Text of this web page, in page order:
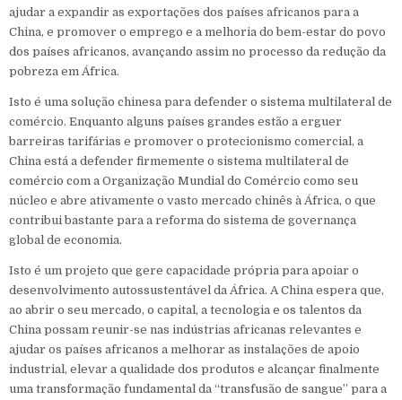
ajudar a expandir as exportações dos países africanos para a
China, e promover o emprego e a melhoria do bem-estar do povo
dos países africanos, avançando assim no processo da redução da
pobreza em África.
Isto é uma solução chinesa para defender o sistema multilateral de
comércio. Enquanto alguns países grandes estão a erguer
barreiras tarifárias e promover o protecionismo comercial, a
China está a defender firmemente o sistema multilateral de
comércio com a Organização Mundial do Comércio como seu
núcleo e abre ativamente o vasto mercado chinês à África, o que
contribui bastante para a reforma do sistema de governança
global de economia.
Isto é um projeto que gere capacidade própria para apoiar o
desenvolvimento autossustentável da África. A China espera que,
ao abrir o seu mercado, o capital, a tecnologia e os talentos da
China possam reunir-se nas indústrias africanas relevantes e
ajudar os países africanos a melhorar as instalações de apoio
industrial, elevar a qualidade dos produtos e alcançar finalmente
uma transformação fundamental da “transfusão de sangue” para a